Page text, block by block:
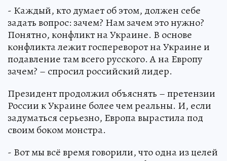
- Каждый, кто думает об этом, должен себе
задать вопрос: зачем? Нам зачем это нужно?
Понятно, конфликт на Украине. В основе
конфликта лежит госпереворот на Украине и
подавление там всего русского. А на Европу
зачем? – спросил российский лидер.
Президент продолжил объяснять – претензии
России к Украине более чем реальны. И, если
задуматься серьезно, Европа вырастила под
своим боком монстра.
- Вот мы всё время говорили, что одна из целей